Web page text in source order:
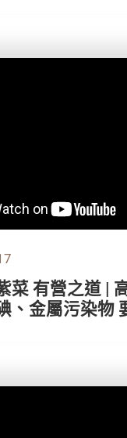
菜 有營之道 |
、金屬污染物